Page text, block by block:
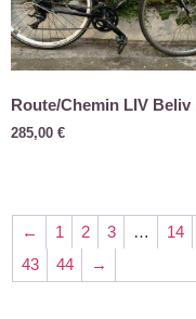
Route/Chemin LIV Beliv
285,00 €
← 1 2 3 … 14
43
44 →